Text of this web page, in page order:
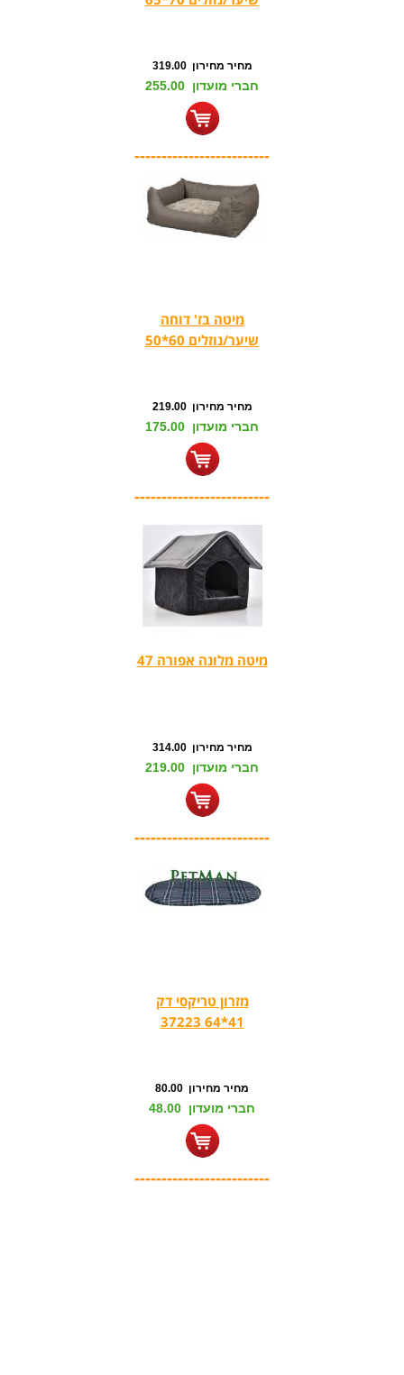
מחיר מחירון 319.00
חברי מועדון 255.00
-------------------------
מיטה בז' דוחה
שיער/נוזלים 60*50
מחיר מחירון 219.00
חברי מועדון 175.00
-------------------------
מיטה מלונה אפורה 47
מחיר מחירון 314.00
חברי מועדון 219.00
-------------------------
מזרון טריקסי דק
41*64 37223
מחיר מחירון 80.00
חברי מועדון 48.00
-------------------------